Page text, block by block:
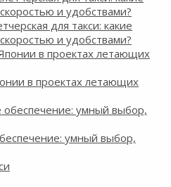
для такси: какие
и удобствами?
в проектах летающих
умный выбор,